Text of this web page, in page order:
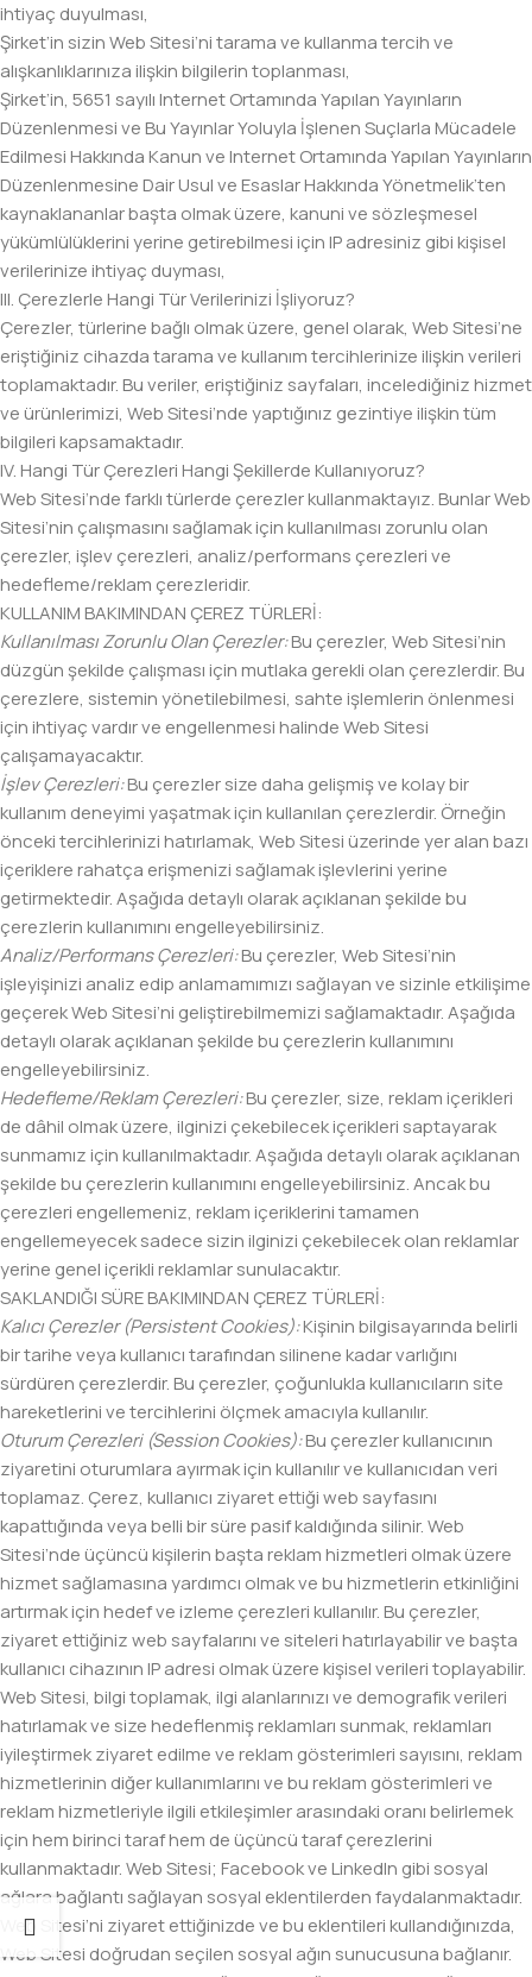
ihtiyaç duyulması,
Şirket’in sizin Web Sitesi’ni tarama ve kullanma tercih ve
alışkanlıklarınıza ilişkin bilgilerin toplanması,
Şirket’in, 5651 sayılı Internet Ortamında Yapılan Yayınların
Düzenlenmesi ve Bu Yayınlar Yoluyla İşlenen Suçlarla Mücadele
Edilmesi Hakkında Kanun ve Internet Ortamında Yapılan Yayınların
Düzenlenmesine Dair Usul ve Esaslar Hakkında Yönetmelik’ten
kaynaklananlar başta olmak üzere, kanuni ve sözleşmesel
yükümlülüklerini yerine getirebilmesi için IP adresiniz gibi kişisel
verilerinize ihtiyaç duyması,
III. Çerezlerle Hangi Tür Verilerinizi İşliyoruz?
Çerezler, türlerine bağlı olmak üzere, genel olarak, Web Sitesi’ne
eriştiğiniz cihazda tarama ve kullanım tercihlerinize ilişkin verileri
toplamaktadır. Bu veriler, eriştiğiniz sayfaları, incelediğiniz hizmet
ve ürünlerimizi, Web Sitesi’nde yaptığınız gezintiye ilişkin tüm
bilgileri kapsamaktadır.
IV. Hangi Tür Çerezleri Hangi Şekillerde Kullanıyoruz?
Web Sitesi’nde farklı türlerde çerezler kullanmaktayız. Bunlar Web
Sitesi’nin çalışmasını sağlamak için kullanılması zorunlu olan
çerezler, işlev çerezleri, analiz/performans çerezleri ve
hedefleme/reklam çerezleridir.
KULLANIM BAKIMINDAN ÇEREZ TÜRLERİ:
Kullanılması Zorunlu Olan Çerezler:Bu çerezler, Web Sitesi’nin
düzgün şekilde çalışması için mutlaka gerekli olan çerezlerdir. Bu
çerezlere, sistemin yönetilebilmesi, sahte işlemlerin önlenmesi
için ihtiyaç vardır ve engellenmesi halinde Web Sitesi
çalışamayacaktır.
İşlev Çerezleri:Bu çerezler size daha gelişmiş ve kolay bir
kullanım deneyimi yaşatmak için kullanılan çerezlerdir. Örneğin
önceki tercihlerinizi hatırlamak, Web Sitesi üzerinde yer alan bazı
içeriklere rahatça erişmenizi sağlamak işlevlerini yerine
getirmektedir. Aşağıda detaylı olarak açıklanan şekilde bu
çerezlerin kullanımını engelleyebilirsiniz.
Analiz/Performans Çerezleri:Bu çerezler, Web Sitesi’nin
işleyişinizi analiz edip anlamamımızı sağlayan ve sizinle etkilişime
geçerek Web Sitesi’ni geliştirebilmemizi sağlamaktadır. Aşağıda
detaylı olarak açıklanan şekilde bu çerezlerin kullanımını
engelleyebilirsiniz.
Hedefleme/Reklam Çerezleri:Bu çerezler, size, reklam içerikleri
de dâhil olmak üzere, ilginizi çekebilecek içerikleri saptayarak
sunmamız için kullanılmaktadır. Aşağıda detaylı olarak açıklanan
şekilde bu çerezlerin kullanımını engelleyebilirsiniz. Ancak bu
çerezleri engellemeniz, reklam içeriklerini tamamen
engellemeyecek sadece sizin ilginizi çekebilecek olan reklamlar
yerine genel içerikli reklamlar sunulacaktır.
SAKLANDIĞI SÜRE BAKIMINDAN ÇEREZ TÜRLERİ:
Kalıcı Çerezler (Persistent Cookies):Kişinin bilgisayarında belirli
bir tarihe veya kullanıcı tarafından silinene kadar varlığını
sürdüren çerezlerdir. Bu çerezler, çoğunlukla kullanıcıların site
hareketlerini ve tercihlerini ölçmek amacıyla kullanılır.
Oturum Çerezleri (Session Cookies):Bu çerezler kullanıcının
ziyaretini oturumlara ayırmak için kullanılır ve kullanıcıdan veri
toplamaz. Çerez, kullanıcı ziyaret ettiği web sayfasını
kapattığında veya belli bir süre pasif kaldığında silinir. Web
Sitesi’nde üçüncü kişilerin başta reklam hizmetleri olmak üzere
hizmet sağlamasına yardımcı olmak ve bu hizmetlerin etkinliğini
artırmak için hedef ve izleme çerezleri kullanılır. Bu çerezler,
ziyaret ettiğiniz web sayfalarını ve siteleri hatırlayabilir ve başta
kullanıcı cihazının IP adresi olmak üzere kişisel verileri toplayabilir.
Web Sitesi, bilgi toplamak, ilgi alanlarınızı ve demografik verileri
hatırlamak ve size hedeflenmiş reklamları sunmak, reklamları
iyileştirmek ziyaret edilme ve reklam gösterimleri sayısını, reklam
hizmetlerinin diğer kullanımlarını ve bu reklam gösterimleri ve
reklam hizmetleriyle ilgili etkileşimler arasındaki oranı belirlemek
için hem birinci taraf hem de üçüncü taraf çerezlerini
kullanmaktadır. Web Sitesi; Facebook ve LinkedIn gibi sosyal
ağlara bağlantı sağlayan sosyal eklentilerden faydalanmaktadır.
Web Sitesi’ni ziyaret ettiğinizde ve bu eklentileri kullandığınızda,
Web Sitesi doğrudan seçilen sosyal ağın sunucusuna bağlanır.